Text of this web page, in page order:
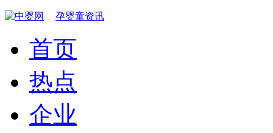
孕婴童资讯
首页
热点
企业